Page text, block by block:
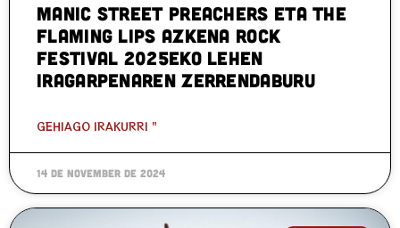
Manic Street Preachers eta The
Flaming Lips Azkena Rock
Festival 2025eko lehen
iragarpenaren zerrendaburu
GEHIAGO IRAKURRI "
14 de November de 2024